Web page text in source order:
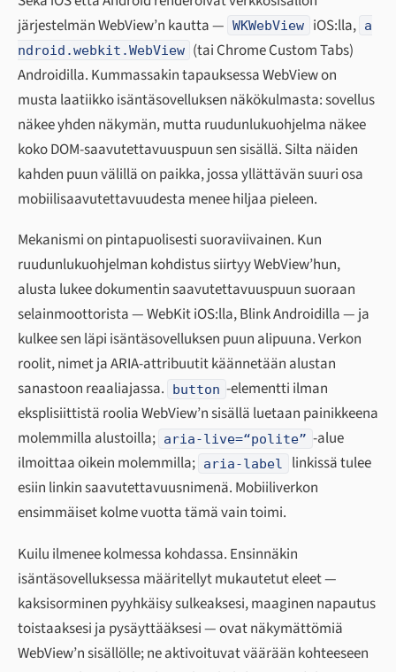
järjestelmän WebView’n kautta — WKWebView iOS:lla, a
ndroid.webkit.WebView (tai Chrome Custom Tabs)
Androidilla. Kummassakin tapauksessa WebView on
musta laatiikko isäntäsovelluksen näkökulmasta: sovellus
näkee yhden näkymän, mutta ruudunlukuohjelma näkee
koko DOM-saavutettavuuspuun sen sisällä. Silta näiden
kahden puun välillä on paikka, jossa yllättävän suuri osa
mobiilisaavutettavuudesta menee hiljaa pieleen.
Mekanismi on pintapuolisesti suoraviivainen. Kun
ruudunlukuohjelman kohdistus siirtyy WebView’hun,
alusta lukee dokumentin saavutettavuuspuun suoraan
selainmoottorista — WebKit iOS:lla, Blink Androidilla — ja
kulkee sen läpi isäntäsovelluksen puun alipuuna. Verkon
roolit, nimet ja ARIA-attribuutit käännetään alustan
sanastoon reaaliajassa.
button -elementti ilman
eksplisiittistä roolia WebView’n sisällä luetaan painikkeena
molemmilla alustoilla; aria-live=“polite” -alue
ilmoittaa oikein molemmilla; aria-label
linkissä tulee
esiin linkin saavutettavuusnimenä. Mobiiliverkon
ensimmäiset kolme vuotta tämä vain toimi.
Kuilu ilmenee kolmessa kohdassa. Ensinnäkin
isäntäsovelluksessa määritellyt mukautetut eleet —
kaksisorminen pyyhkäisy sulkeaksesi, maaginen napautus
toistaaksesi ja pysäyttääksesi — ovat näkymättömiä
WebView’n sisällölle; ne aktivoituvat väärään kohteeseen